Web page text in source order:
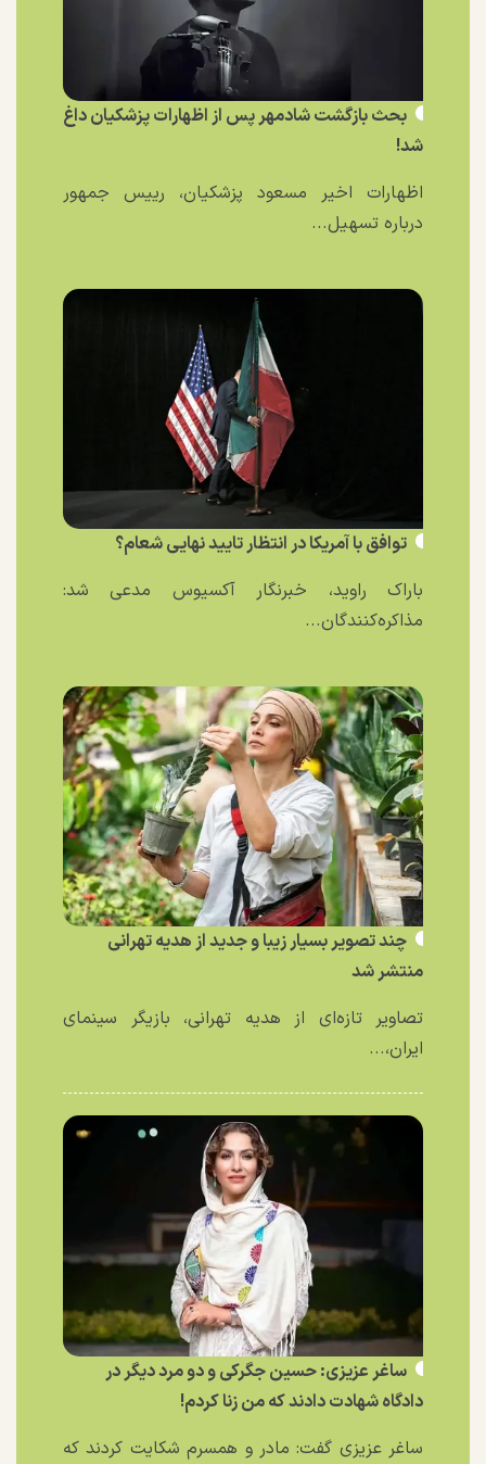
بحث بازگشت شادمهر پس از اظهارات پزشکیان داغ
شد!
اظهارات اخیر مسعود پزشکیان، رییس جمهور
درباره تسهیل...
توافق با آمریکا در انتظار تایید نهایی شعام؟
باراک راوید، خبرنگار آکسیوس مدعی شد:
مذاکره‌کنندگان...
چند تصویر بسیار زیبا و جدید از هدیه تهرانی
منتشر شد
تصاویر تازه‌ای از هدیه تهرانی، بازیگر سینمای
ایران،...
ساغر عزیزی: حسین جگرکی و دو مرد دیگر در
دادگاه شهادت دادند که من زنا کردم!
ساغر عزیزی گفت: مادر و همسرم شکایت کردند که